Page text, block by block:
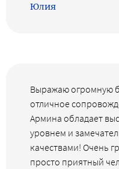
Юлия
Выражаю огромную
отличное
Армина обладает
уровнем и
качествами! Очень
просто приятный